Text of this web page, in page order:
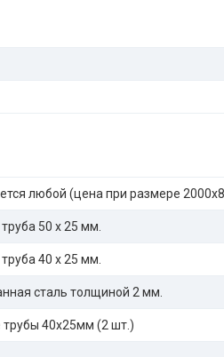
любой (цена при размере
50 х 25 мм.
40 х 25 мм.
сталь толщиной 2 мм.
40х25мм (2 шт.)